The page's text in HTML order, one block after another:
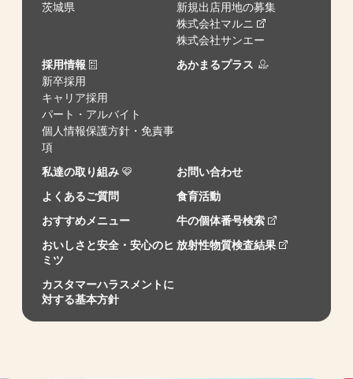
茨城県
新規出店用地の募集
株式会社マルニ
株式会社サンエー
採用情報
新卒採用
キャリア採用
パート・アルバイト
個人情報保護方針・免責事
項
あかまるプラス
私達の取り組み
お問い合わせ
よくあるご質問
食育活動
おすすめメニュー
牛の個体番号検索
おいしさと安全・安心のヒ
ミツ
放射性物質検査結果
カスタマーハラスメントに
対する基本方針